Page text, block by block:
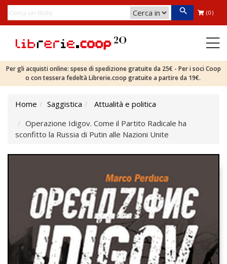
(0)
Per gli acquisti online: spese di spedizione gratuite da 25€ - Per i soci Coop
o con tessera fedeltà Librerie.coop gratuite a partire da 19€.
Home Saggistica
Attualità e politica
Operazione Idigov. Come il Partito Radicale ha
sconfitto la Russia di Putin alle Nazioni Unite